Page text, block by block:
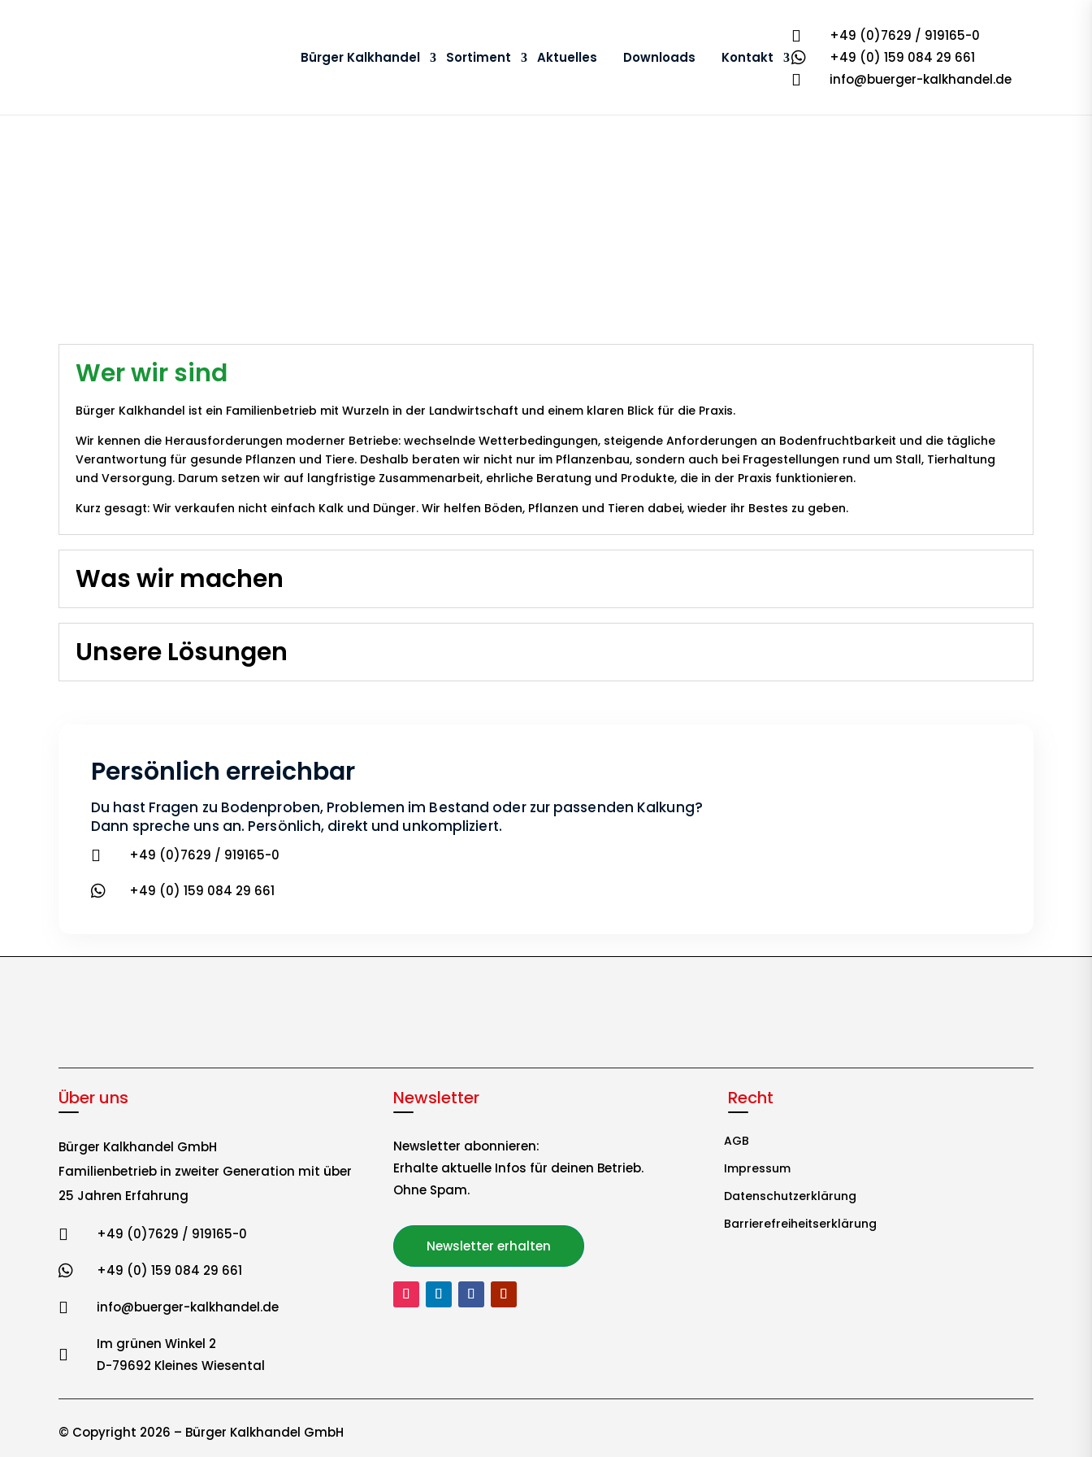
Bürger Kalkhandel Sortiment Aktuelles Downloads Kontakt

+49 (0)7629 / 919165-0

+49 (0) 159 084 29 661
 info@buerger-kalkhandel.de
Wer wir sind
Bürger Kalkhandel ist ein Familienbetrieb mit Wurzeln in der Landwirtschaft und einem klaren Blick für die Praxis.
Wir kennen die Herausforderungen moderner Betriebe: wechselnde Wetterbedingungen, steigende Anforderungen an Bodenfruchtbarkeit und die tägliche
Verantwortung für gesunde Pflanzen und Tiere. Deshalb beraten wir nicht nur im Pflanzenbau, sondern auch bei Fragestellungen rund um Stall, Tierhaltung
und Versorgung. Darum setzen wir auf langfristige Zusammenarbeit, ehrliche Beratung und Produkte, die in der Praxis funktionieren.
Kurz gesagt: Wir verkaufen nicht einfach Kalk und Dünger. Wir helfen Böden, Pflanzen und Tieren dabei, wieder ihr Bestes zu geben.
Was wir machen
Unsere Lösungen
Persönlich erreichbar
Du hast Fragen zu Bodenproben, Problemen im Bestand oder zur passenden Kalkung?
Dann spreche uns an. Persönlich, direkt und unkompliziert.
 +49 (0)7629 / 919165-0
 +49 (0) 159 084 29 661
Über uns
Bürger Kalkhandel GmbH
Familienbetrieb in zweiter Generation mit über
25 Jahren Erfahrung
 +49 (0)7629 / 919165-0
 +49 (0) 159 084 29 661
 info@buerger-kalkhandel.de

Im grünen Winkel 2
D-79692 Kleines Wiesental
Newsletter
Newsletter abonnieren:
Erhalte aktuelle Infos für deinen Betrieb.
Ohne Spam.
Newsletter erhalten
Recht
AGB
Impressum
Datenschutzerklärung
Barrierefreiheitserklärung
© Copyright 2026 – Bürger Kalkhandel GmbH